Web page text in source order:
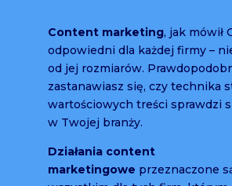
Content marketing, jak mówił
odpowiedni dla każdej firmy –
od jej rozmiarów.
zastanawiasz się, czy technika
wartościowych treści sprawdzi
w Twojej branży.
Działania content
marketingowe przeznaczone